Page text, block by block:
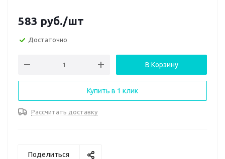
583 руб./шт
Достаточно
В Корзину
Купить в 1 клик
Рассчитать доставку
Поделиться